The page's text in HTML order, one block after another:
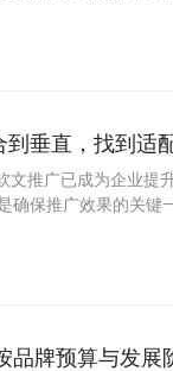
垂直，找到适
文推广已成为企业提
保推广效果的关键
品牌预算与发展